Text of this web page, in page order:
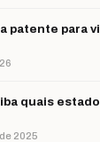
patente para
quais
2025